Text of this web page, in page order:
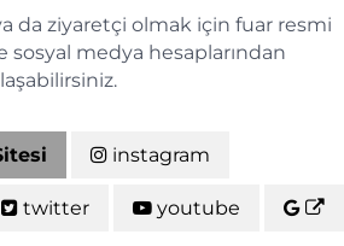
da ziyaretçi olmak için fuar resmi
sosyal medya hesaplarından
instagram
twitter youtube